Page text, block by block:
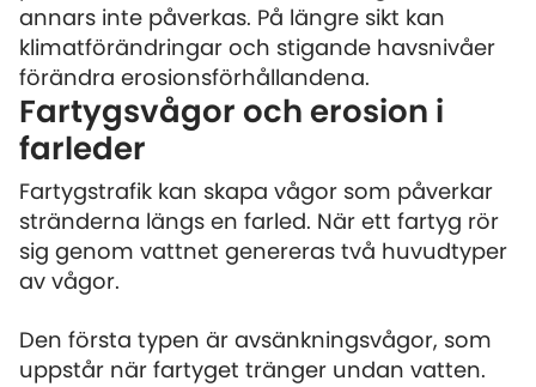
annars inte påverkas. På längre sikt kan
klimatförändringar och stigande havsnivåer
förändra erosionsförhållandena.
Fartygsvågor och erosion i
farleder
Fartygstrafik kan skapa vågor som påverkar
stränderna längs en farled. När ett fartyg rör
sig genom vattnet genereras två huvudtyper
av vågor.
Den första typen är avsänkningsvågor, som
uppstår när fartyget tränger undan vatten.